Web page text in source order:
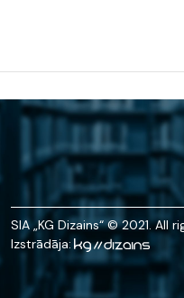
SIA „KG Dizains“ © 2021. All
Izstrādāja: